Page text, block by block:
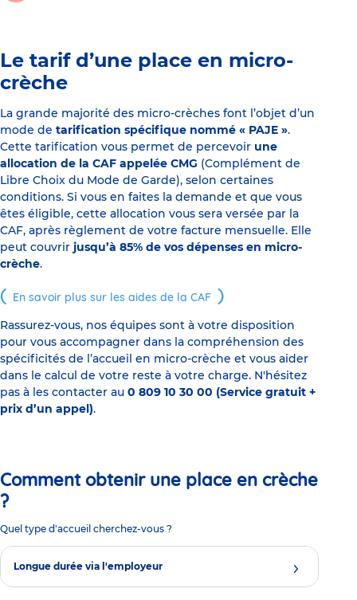
Le tarif d’une place en micro-
crèche
La grande majorité des micro-crèches font l’objet d’un
mode de tarification spécifique nommé « PAJE ».
Cette tarification vous permet de percevoir une
allocation de la CAF appelée CMG (Complément de
Libre Choix du Mode de Garde), selon certaines
conditions. Si vous en faites la demande et que vous
êtes éligible, cette allocation vous sera versée par la
CAF, après règlement de votre facture mensuelle. Elle
peut couvrir jusqu’à 85% de vos dépenses en micro-
crèche.
En savoir plus sur les aides de la CAF
Rassurez-vous, nos équipes sont à votre disposition
pour vous accompagner dans la compréhension des
spécificités de l’accueil en micro-crèche et vous aider
dans le calcul de votre reste à votre charge. N'hésitez
pas à les contacter au 0 809 10 30 00 (Service gratuit +
prix d’un appel).
Comment obtenir une place en crèche
?
Quel type d'accueil cherchez-vous ?
Longue durée via l'employeur